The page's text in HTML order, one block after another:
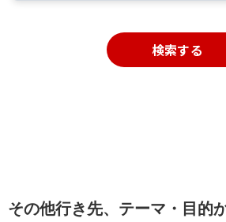
検索する
その他行き先、テーマ・目的